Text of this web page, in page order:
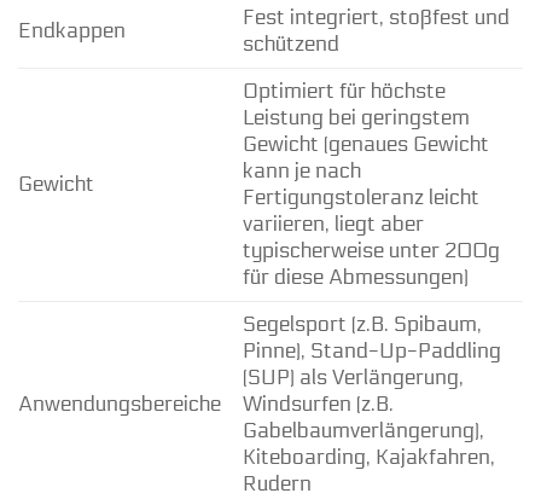
Endkappen
Fest integriert, stoßfest und
schützend
Gewicht
Optimiert für höchste
Leistung bei geringstem
Gewicht (genaues Gewicht
kann je nach
Fertigungstoleranz leicht
variieren, liegt aber
typischerweise unter 200g
für diese Abmessungen)
Anwendungsbereiche
Segelsport (z.B. Spibaum,
Pinne), Stand-Up-Paddling
(SUP) als Verlängerung,
Windsurfen (z.B.
Gabelbaumverlängerung),
Kiteboarding, Kajakfahren,
Rudern